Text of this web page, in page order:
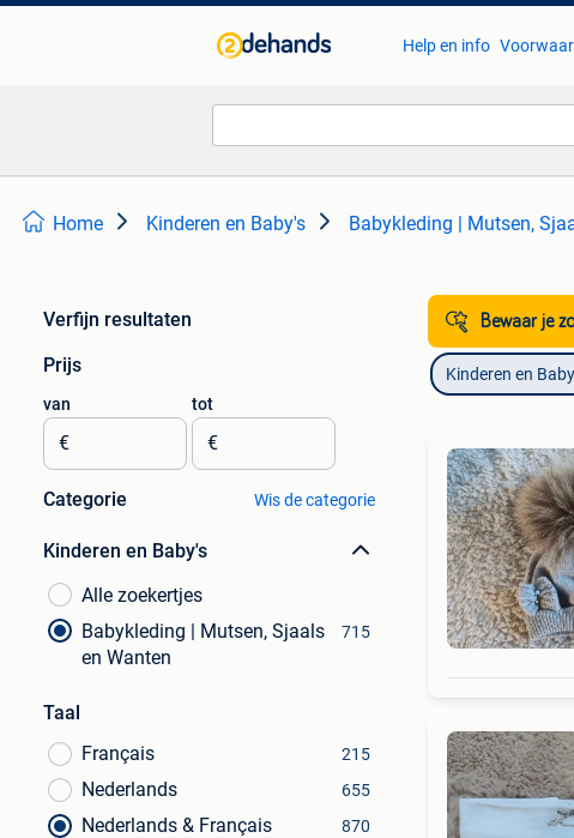
Help en info
Home Kinderen en Baby's Babykleding | Mutsen,
Verfijn resultaten
Prijs
van
€
tot
€
Categorie Wis de categorie
Kinderen en Baby's
Alle zoekertjes
Babykleding | Mutsen, Sjaals
en Wanten
715
Taal
Français
215
Nederlands 655
Nederlands & Français 870
Bewaar je
Kinderen en